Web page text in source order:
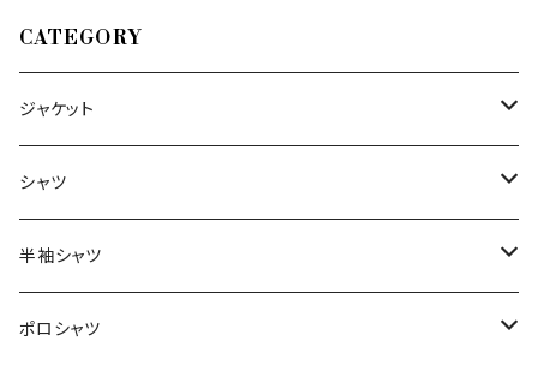
CATEGORY
ジャケット
～44/S
46/M
48/L
シャツ
～44/S
46/M
半袖シャツ
～44/S
ポロシャツ